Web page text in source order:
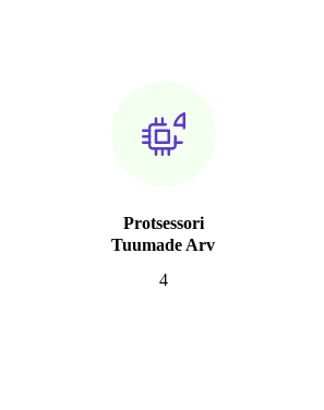
Protsessori
Tuumade Arv
4